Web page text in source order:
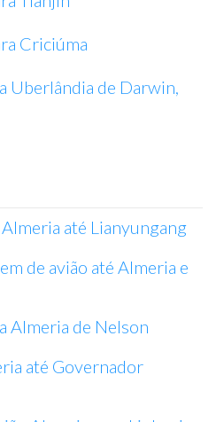
Criciúma
Uberlândia de Darwin,
até Lianyungang
de avião até Almeria e
Almeria de Nelson
até Governador